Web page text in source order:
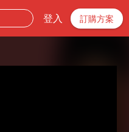
登入 訂購方案